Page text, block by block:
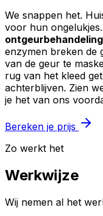
We snappen het.
voor hun
enzymen breken de
van de geur te
rug van het kleed
achterblijven. Zien
je het van ons
Bereken je prijs
Zo werkt het
Werkwijze
Wij nemen al het